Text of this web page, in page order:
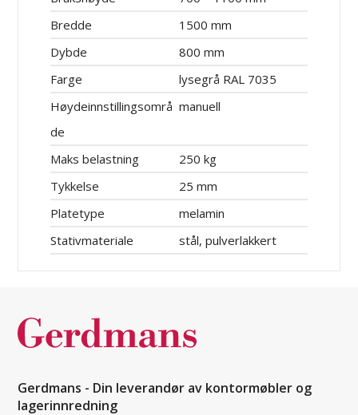
Bredde
1500 mm
Dybde
800 mm
Farge
lysegrå RAL 7035
Høydeinnstillingsområ
de
manuell
Maks belastning
250 kg
Tykkelse
25 mm
Platetype
melamin
Stativmateriale
stål, pulverlakkert
Gerdmans - Din leverandør av kontormøbler og
lagerinnredning